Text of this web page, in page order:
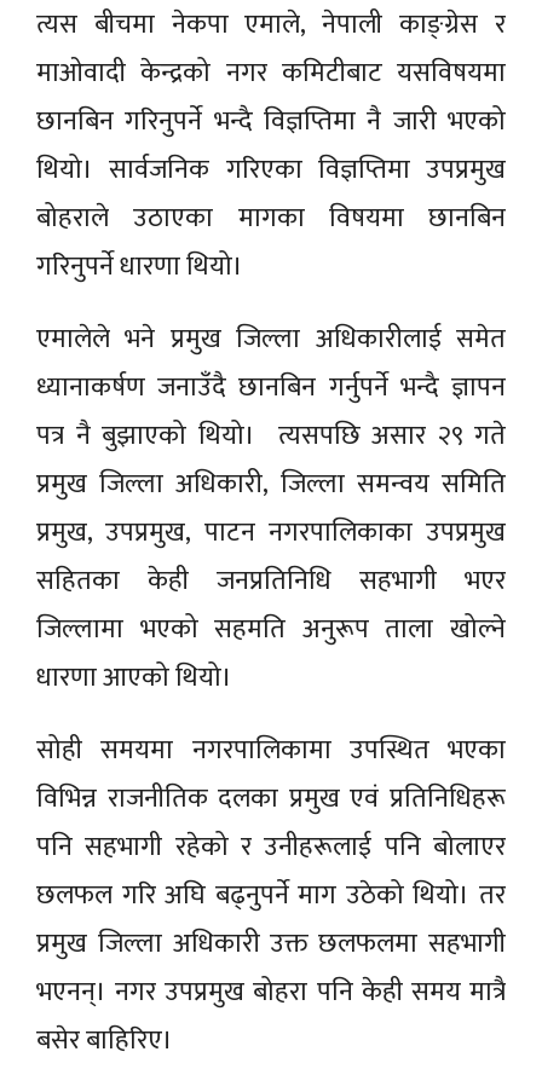
त्यस बीचमा नेकपा एमाले, नेपाली काङ्ग्रेस र
माओवादी केन्द्रको नगर कमिटीबाट यसविषयमा
छानबिन गरिनुपर्ने भन्दै विज्ञप्तिमा नै जारी भएको
थियो। सार्वजनिक गरिएका विज्ञप्तिमा उपप्रमुख
बोहराले उठाएका मागका विषयमा छानबिन
गरिनुपर्ने धारणा थियो।
एमालेले भने प्रमुख जिल्ला अधिकारीलाई समेत
ध्यानाकर्षण जनाउँदै छानबिन गर्नुपर्ने भन्दै ज्ञापन
पत्र नै बुझाएको थियो। त्यसपछि असार २९ गते
प्रमुख जिल्ला अधिकारी, जिल्ला समन्वय समिति
प्रमुख, उपप्रमुख, पाटन नगरपालिकाका उपप्रमुख
सहितका केही जनप्रतिनिधि सहभागी भएर
जिल्लामा भएको सहमति अनुरूप ताला खोल्ने
धारणा आएको थियो।
सोही समयमा नगरपालिकामा उपस्थित भएका
विभिन्न राजनीतिक दलका प्रमुख एवं प्रतिनिधिहरू
पनि सहभागी रहेको र उनीहरूलाई पनि बोलाएर
छलफल गरि अघि बढ्नुपर्ने माग उठेको थियो। तर
प्रमुख जिल्ला अधिकारी उक्त छलफलमा सहभागी
भएनन्। नगर उपप्रमुख बोहरा पनि केही समय मात्रै
बसेर बाहिरिए।